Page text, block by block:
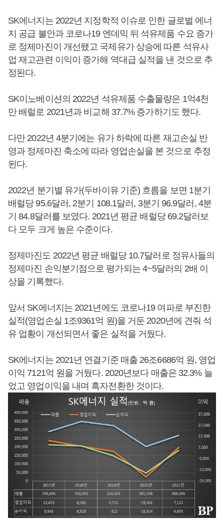
SK에너지는 2022년 지정학적 이슈로 인한 글로벌 에너
지 공급 불안과 코로나19 엔데믹 뒤 석유제품 수요 증가
로 정제마진이 개선됐고 국제유가 상승에 따른 석유사
업 재고관련 이익이 증가해 역대급 실적을 낸 것으로 추
정된다.
SK이노베이션의 2022년 석유제품 수출물량은 1억4천
만 배럴로 2021년과 비교해 37.7% 증가하기도 했다.
다만 2022년 4분기에는 유가 하락에 따른 재고손실 반
영과 정제마진 축소에 따라 영업손실을 본 것으로 추정
된다.
2022년 분기별 유가(두바이유 기준) 흐름을 보면 1분기
배럴당 95.6달러, 2분기 108.1달러, 3분기 96.9달러, 4분
기 84.8달러를 보였다. 2021년 평균 배럴당 69.2달러보
다 모두 크게 높은 수준이다.
정제마진도 2022년 평균 배럴당 10.7달러로 정유사들의
정제마진 손익분기점으로 평가되는 4~5달러의 2배 이
상을 기록했다.
앞서 SK에너지는 2021년에도 코로나19 여파로 부진한
실적(영업손실 1조9361억 원)을 거둔 2020년에 견줘 석
유 업황이 개선되면서 좋은 실적을 거뒀다.
SK에너지는 2021년 연결기준 매출 26조6686억 원, 영업
이익 7121억 원을 거뒀다. 2020년보다 매출은 32.3% 늘
었고 영업이익을 내며 흑자전환한 것이다.